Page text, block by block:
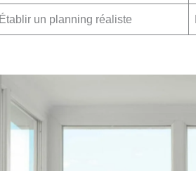
Établir un planning réaliste